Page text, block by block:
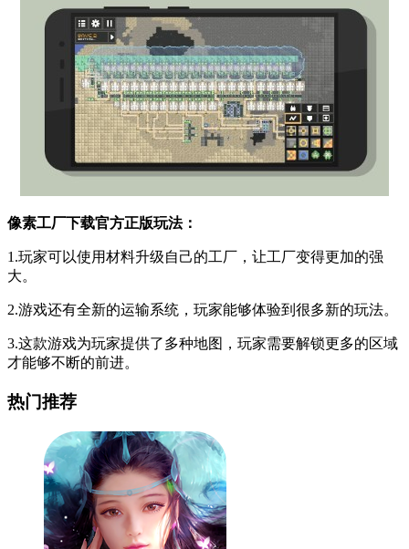
像素工厂下载官方正版玩法：
1.玩家可以使用材料升级自己的工厂，让工厂变得更加的强
大。
2.游戏还有全新的运输系统，玩家能够体验到很多新的玩法。
3.这款游戏为玩家提供了多种地图，玩家需要解锁更多的区域
才能够不断的前进。
热门推荐